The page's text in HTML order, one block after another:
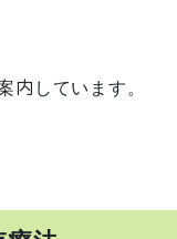
内しています。